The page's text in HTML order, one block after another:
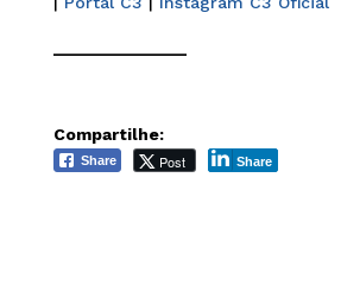
Compartilhe:
Share Post Share